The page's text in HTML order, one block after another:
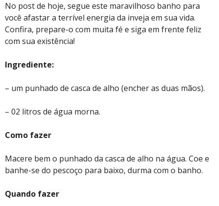
No post de hoje, segue este maravilhoso banho para
você afastar a terrível energia da inveja em sua vida.
Confira, prepare-o com muita fé e siga em frente feliz
com sua existência!
Ingrediente:
– um punhado de casca de alho (encher as duas mãos).
– 02 litros de água morna.
Como fazer
Macere bem o punhado da casca de alho na água. Coe e
banhe-se do pescoço para baixo, durma com o banho.
Quando fazer